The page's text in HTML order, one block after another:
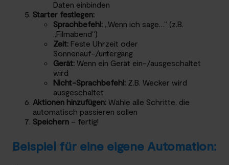
Daten einbinden
Starter festlegen:
Sprachbefehl: „Wenn ich sage…“ (z.B.
„Filmabend“)
Zeit: Feste Uhrzeit oder
Sonnenauf-/untergang
Gerät: Wenn ein Gerät ein-/ausgeschaltet
wird
Nicht-Sprachbefehl: Z.B. Wecker wird
ausgeschaltet
Aktionen hinzufügen: Wähle alle Schritte, die
automatisch passieren sollen
Speichern – fertig!
Beispiel für eine eigene Automation: